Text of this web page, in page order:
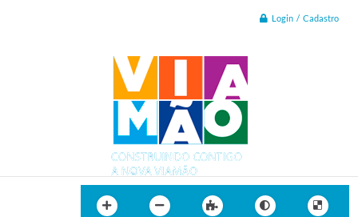
Login / Cadastro